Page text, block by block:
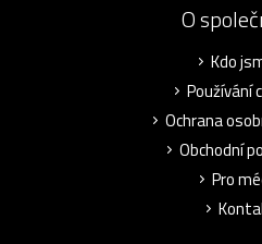
O
Kdo
Používání
Ochrana
Obchodní
Pro